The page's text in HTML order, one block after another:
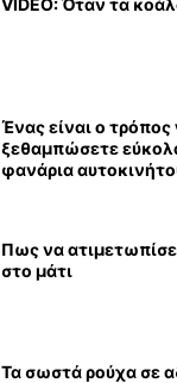
VIDEO: Όταν τα
Ένας είναι ο τρόπος
ξεθαμπώσετε
φανάρια
Πως να
στο μάτι
Τα σωστά ρούχα σε